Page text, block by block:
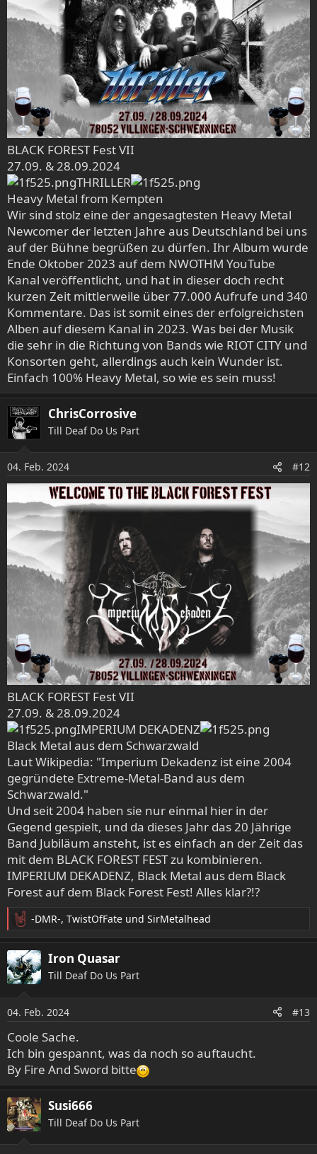
BLACK FOREST Fest VII
27.09. & 28.09.2024
THRILLER
Heavy Metal from Kempten
Wir sind stolz eine der angesagtesten Heavy Metal
Newcomer der letzten Jahre aus Deutschland bei uns
auf der Bühne begrüßen zu dürfen. Ihr Album wurde
Ende Oktober 2023 auf dem NWOTHM YouTube
Kanal veröffentlicht, und hat in dieser doch recht
kurzen Zeit mittlerweile über 77.000 Aufrufe und 340
Kommentare. Das ist somit eines der erfolgreichsten
Alben auf diesem Kanal in 2023. Was bei der Musik
die sehr in die Richtung von Bands wie RIOT CITY und
Konsorten geht, allerdings auch kein Wunder ist.
Einfach 100% Heavy Metal, so wie es sein muss!
ChrisCorrosive
Till Deaf Do Us Part
04. Feb. 2024 #12
BLACK FOREST Fest VII
27.09. & 28.09.2024
IMPERIUM DEKADENZ
Black Metal aus dem Schwarzwald
Laut Wikipedia: "Imperium Dekadenz ist eine 2004
gegründete Extreme-Metal-Band aus dem
Schwarzwald."
Und seit 2004 haben sie nur einmal hier in der
Gegend gespielt, und da dieses Jahr das 20 Jährige
Band Jubiläum ansteht, ist es einfach an der Zeit das
mit dem BLACK FOREST FEST zu kombinieren.
IMPERIUM DEKADENZ, Black Metal aus dem Black
Forest auf dem Black Forest Fest! Alles klar?!?
R
e
a
k
t
n
e
n
:
-DMR-, TwistOfFate und SirMetalhead
Iron Quasar
Till Deaf Do Us Part
04. Feb. 2024 #13
Coole Sache.
Ich bin gespannt, was da noch so auftaucht.
By Fire And Sword bitte
Susi666
Till Deaf Do Us Part